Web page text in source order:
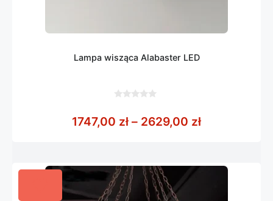
Lampa wisząca Alabaster LED
5
1747,00 zł – 2629,00 złZakres cen: